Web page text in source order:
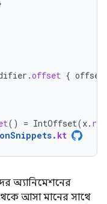
.offset { offset
() = IntOffset(x.
. kt
অ্যানিমেশনের
আসা মানের সাথে